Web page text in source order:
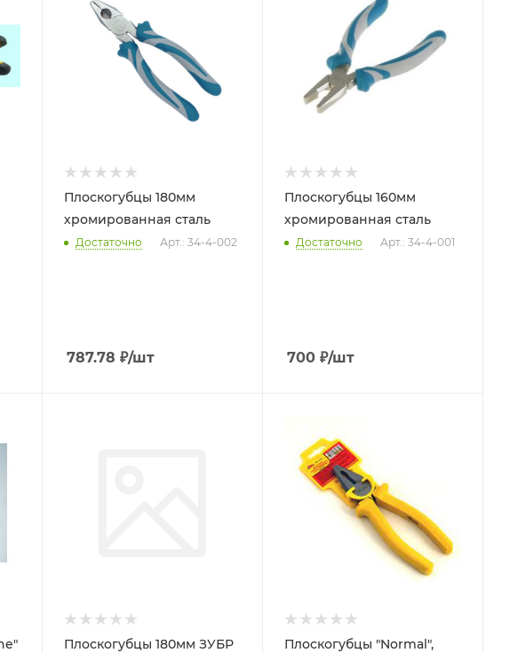
Плоскогубцы 180мм
хромированная сталь
Достаточно Арт.: 34-4-002
787.78 ₽/шт
Плоскогубцы 160мм
хромированная сталь
Достаточно Арт.: 34-4-001
700₽/шт
Плоскогубцы 180мм ЗУБР
Плоскогубцы "Normal",